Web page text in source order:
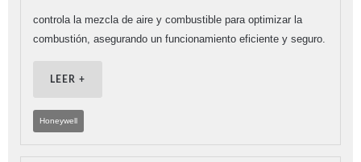
controla la mezcla de aire y combustible para optimizar la
combustión, asegurando un funcionamiento eficiente y seguro.
LEER +
Honeywell